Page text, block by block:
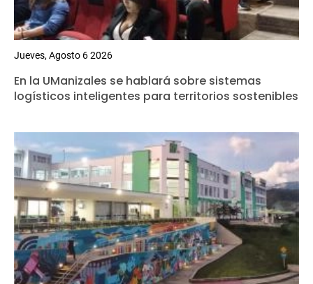
Jueves, Agosto 6 2026
En la UManizales se hablará sobre sistemas
logísticos inteligentes para territorios sostenibles